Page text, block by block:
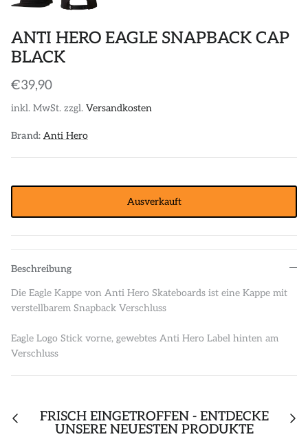
DIVERSE ACCESSORIES
ANTI HERO EAGLE SNAPBACK CAP
BLACK
€39,90
inkl. MwSt. zzgl. Versandkosten
Brand: Anti Hero
Ausverkauft
Beschreibung
Die Eagle Kappe von Anti Hero Skateboards ist eine Kappe mit
verstellbarem Snapback Verschluss
Eagle Logo Stick vorne, gewebtes Anti Hero Label hinten am
Verschluss
FRISCH EINGETROFFEN - ENTDECKE
UNSERE NEUESTEN PRODUKTE